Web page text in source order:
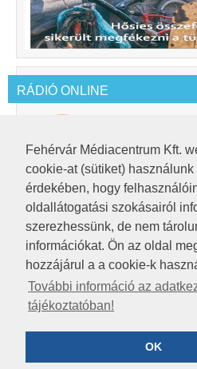
Fehérvár Médiacentrum Kft.
cookie-at (sütiket) használunk
érdekében, hogy
oldallátogatási szokásairól
szerezhessünk, de nem
információkat. Ön az oldal
hozzájárul a a cookie-k
További információ az
tájékoztatóban!
OK
RÁDIÓ ONLINE
A lejátszó Adobe Flash Player 10-et
Innen letöltheted.
©2019FEHÉRVÁR MÉDIACENTRUM